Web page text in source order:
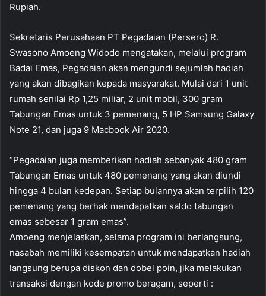
Rupiah.
Sekretaris Perusahaan PT Pegadaian (Persero) R.
Swasono Amoeng Widodo mengatakan, melalui program
Badai Emas, Pegadaian akan mengundi sejumlah hadiah
yang akan dibagikan kepada masyarakat. Mulai dari 1 unit
rumah senilai Rp 1,25 miliar, 2 unit mobil, 300 gram
Tabungan Emas untuk 3 pemenang, 5 HP Samsung Galaxy
Note 21, dan juga 9 Macbook Air 2020.
“Pegadaian juga memberikan hadiah sebanyak 480 gram
Tabungan Emas untuk 480 pemenang yang akan diundi
hingga 4 bulan kedepan. Setiap bulannya akan terpilih 120
pemenang yang berhak mendapatkan saldo tabungan
emas sebesar 1 gram emas”.
Amoeng menjelaskan, selama program ini berlangsung,
nasabah memiliki kesempatan untuk mendapatkan hadiah
langsung berupa diskon dan dobel poin, jika melakukan
transaksi dengan kode promo beragam, seperti :